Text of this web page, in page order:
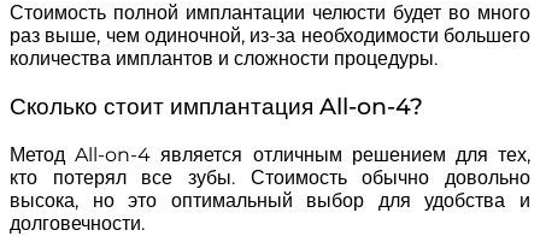
Стоимость полной имплантации челюсти будет во много
раз выше, чем одиночной, из-за необходимости большего
количества имплантов и сложности процедуры.
Сколько стоит имплантация All-on-4?
Метод All-on-4 является отличным решением для тех,
кто потерял все зубы. Стоимость обычно довольно
высока, но это оптимальный выбор для удобства и
долговечности.